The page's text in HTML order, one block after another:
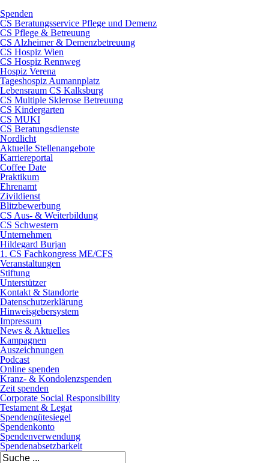
Spenden
CS Beratungsservice Pflege und Demenz
CS Pflege & Betreuung
CS Alzheimer & Demenzbetreuung
CS Hospiz Wien
CS Hospiz Rennweg
Hospiz Verena
Tageshospiz Aumannplatz
Lebensraum CS Kalksburg
CS Multiple Sklerose Betreuung
CS Kindergarten
CS MUKI
CS Beratungsdienste
Nordlicht
Aktuelle Stellenangebote
Karriereportal
Coffee Date
Praktikum
Ehrenamt
Zivildienst
Blitzbewerbung
CS Aus- & Weiterbildung
CS Schwestern
Unternehmen
Hildegard Burjan
1. CS Fachkongress ME/CFS
Veranstaltungen
Stiftung
Unterstützer
Kontakt & Standorte
Datenschutzerklärung
Hinweisgebersystem
Impressum
News & Aktuelles
Kampagnen
Auszeichnungen
Podcast
Online spenden
Kranz- & Kondolenzspenden
Zeit spenden
Corporate Social Responsibility
Testament & Legat
Spendengütesiegel
Spendenkonto
Spendenverwendung
Spendenabsetzbarkeit